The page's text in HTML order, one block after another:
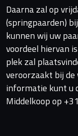
Daarna zal op
(springpaarden)
kunnen wij uw
voordeel hiervan
plek zal
veroorzaakt bij de
informatie kunt u
Middelkoop op